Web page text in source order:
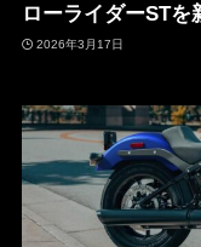
ローライダーSTを
2026年3月17日